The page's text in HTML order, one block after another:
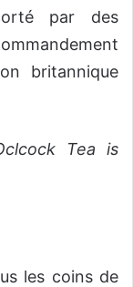
par des
britannique
Tea is
les coins de